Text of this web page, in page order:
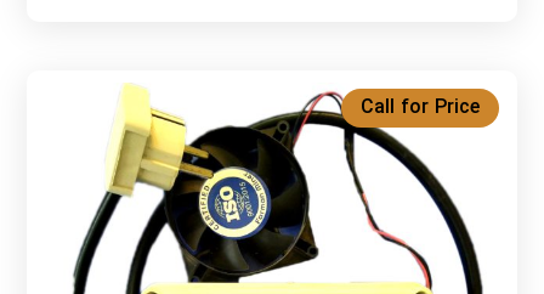
Call for Price